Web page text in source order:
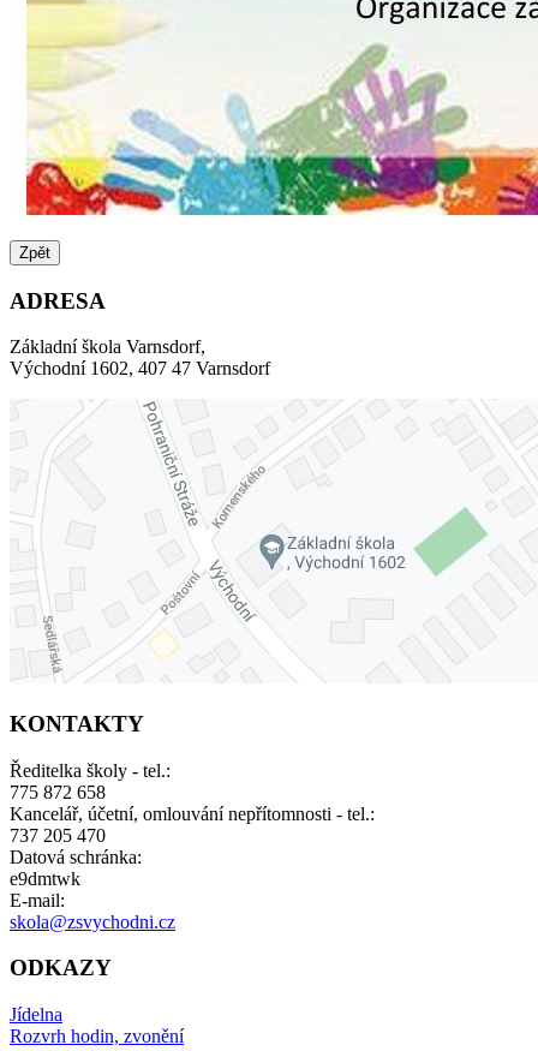
Zpět
ADRESA
Základní škola Varnsdorf,
Východní 1602, 407 47 Varnsdorf
KONTAKTY
Ředitelka školy - tel.:
775 872 658
Kancelář, účetní, omlouvání nepřítomnosti - tel.:
737 205 470
Datová schránka:
e9dmtwk
E-mail:
skola@zsvychodni.cz
ODKAZY
Jídelna
Rozvrh hodin, zvonění